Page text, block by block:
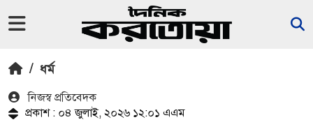
/ ধর্ম
নিজস্ব প্রতিবেদক
প্রকাশ : ০৪ জুলাই, ২০২৬ ১২:০১ এএম